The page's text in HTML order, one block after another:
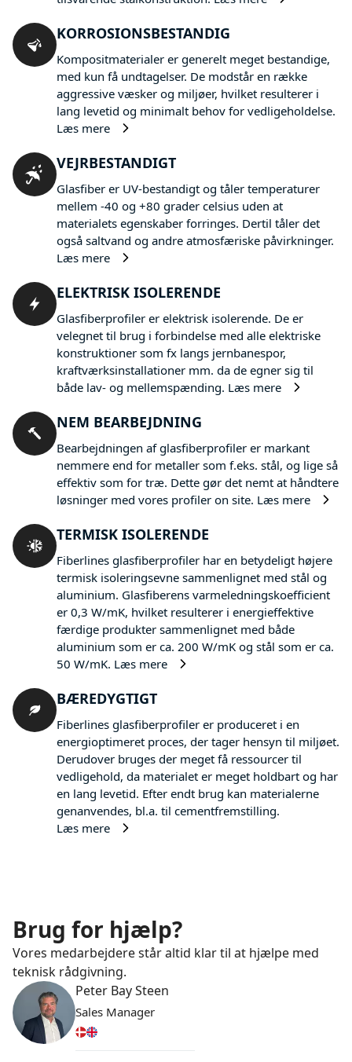
KORROSIONSBESTANDIG
Kompositmaterialer er generelt meget bestandige,
med kun få undtagelser. De modstår en række
aggressive væsker og miljøer, hvilket resulterer i
lang levetid og minimalt behov for vedligeholdelse.
Læs mere
VEJRBESTANDIGT
Glasfiber er UV-bestandigt og tåler temperaturer
mellem -40 og +80 grader celsius uden at
materialets egenskaber forringes. Dertil tåler det
også saltvand og andre atmosfæriske påvirkninger.
Læs mere
ELEKTRISK ISOLERENDE
Glasfiberprofiler er elektrisk isolerende. De er
velegnet til brug i forbindelse med alle elektriske
konstruktioner som fx langs jernbanespor,
kraftværksinstallationer mm. da de egner sig til
både lav- og mellemspænding. Læs mere
NEM BEARBEJDNING
Bearbejdningen af glasfiberprofiler er markant
nemmere end for metaller som f.eks. stål, og lige så
effektiv som for træ. Dette gør det nemt at håndtere
løsninger med vores profiler on site. Læs mere
TERMISK ISOLERENDE
Fiberlines glasfiberprofiler har en betydeligt højere
termisk isoleringsevne sammenlignet med stål og
aluminium. Glasfiberens varmeledningskoefficient
er 0,3 W/mK, hvilket resulterer i energieffektive
færdige produkter sammenlignet med både
aluminium som er ca. 200 W/mK og stål som er ca.
50 W/mK. Læs mere
BÆREDYGTIGT
Fiberlines glasfiberprofiler er produceret i en
energioptimeret proces, der tager hensyn til miljøet.
Derudover bruges der meget få ressourcer til
vedligehold, da materialet er meget holdbart og har
en lang levetid. Efter endt brug kan materialerne
genanvendes, bl.a. til cementfremstilling.
Læs mere
Brug for hjælp?
Vores medarbejdere står altid klar til at hjælpe med
teknisk rådgivning.
Peter Bay Steen
Sales Manager